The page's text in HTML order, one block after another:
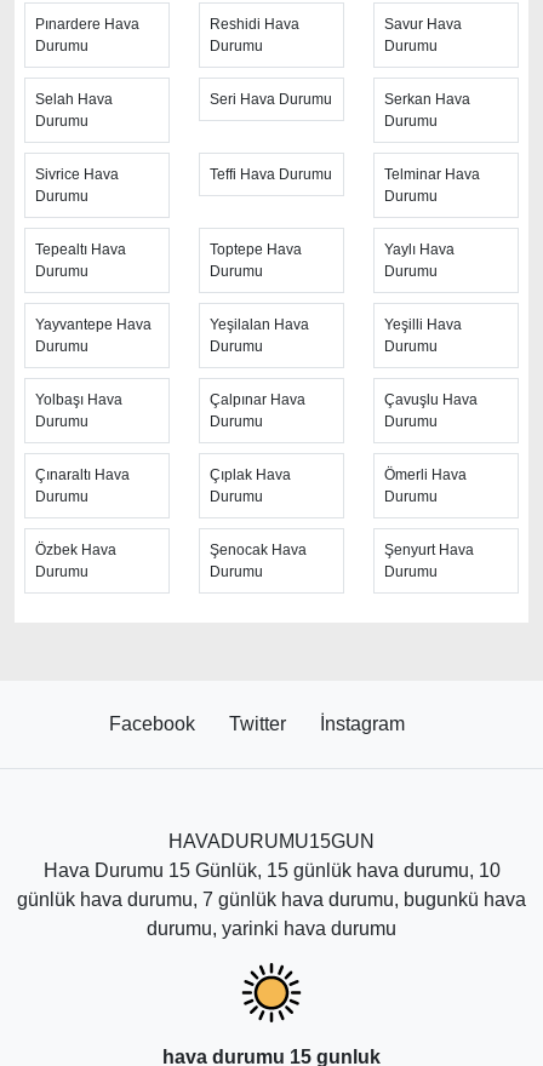
Pınardere Hava
Durumu
Reshidi Hava
Durumu
Savur Hava
Durumu
Selah Hava
Durumu
Seri Hava Durumu
Serkan Hava
Durumu
Sivrice Hava
Durumu
Teffi Hava Durumu
Telminar Hava
Durumu
Tepealtı Hava
Durumu
Toptepe Hava
Durumu
Yaylı Hava
Durumu
Yayvantepe Hava
Durumu
Yeşilalan Hava
Durumu
Yeşilli Hava
Durumu
Yolbaşı Hava
Durumu
Çalpınar Hava
Durumu
Çavuşlu Hava
Durumu
Çınaraltı Hava
Durumu
Çıplak Hava
Durumu
Ömerli Hava
Durumu
Özbek Hava
Durumu
Şenocak Hava
Durumu
Şenyurt Hava
Durumu
Facebook Twitter İnstagram
HAVADURUMU15GUN
Hava Durumu 15 Günlük, 15 günlük hava durumu, 10
günlük hava durumu, 7 günlük hava durumu, bugunkü hava
durumu, yarinki hava durumu
hava durumu 15 gunluk